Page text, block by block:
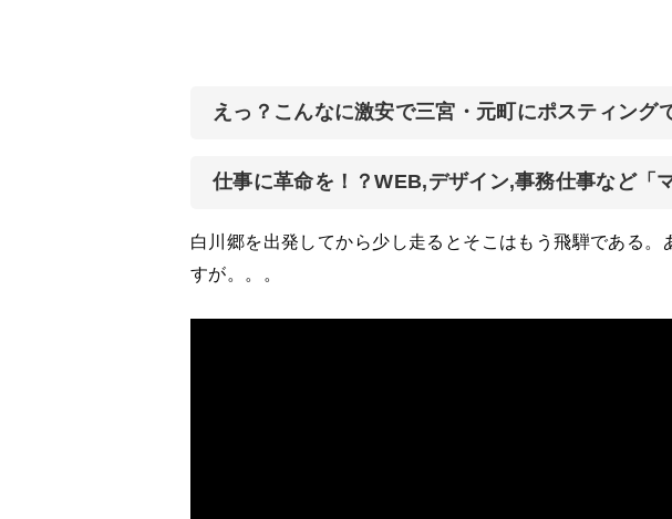
えっ？こんなに激安で三宮・元町にポスティング
仕事に革命を！？WEB,デザイン,事務仕事など「
白川郷を出発してから少し走るとそこはもう飛騨である
すが。。。